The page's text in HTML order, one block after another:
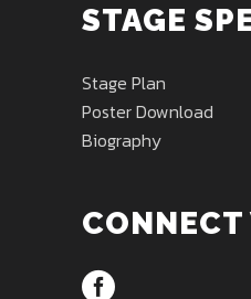
STAGE
Stage Plan
Poster Download
Biography